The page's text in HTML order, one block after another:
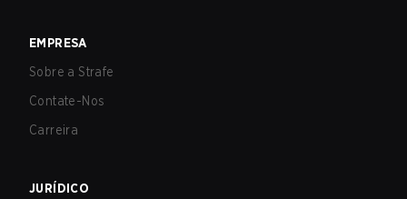
EMPRESA
Sobre a Strafe
Contate-Nos
Carreira
JURÍDICO